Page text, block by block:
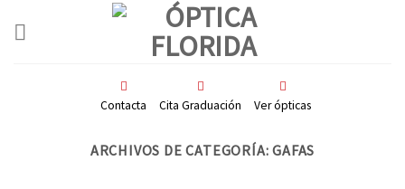
Contacta Cita Graduación Ver ópticas
ARCHIVOS DE CATEGORÍA:GAFAS